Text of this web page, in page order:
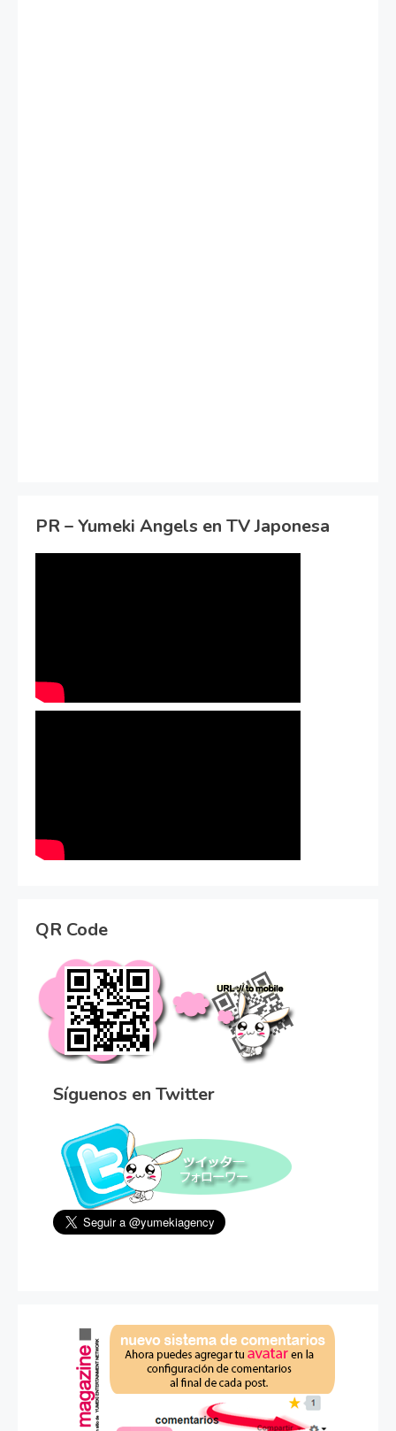
PR – Yumeki Angels en TV Japonesa
QR Code
Síguenos en Twitter